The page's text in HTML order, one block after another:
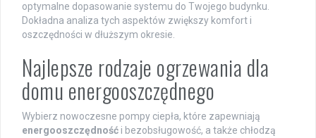
optymalne dopasowanie systemu do Twojego budynku.
Dokładna analiza tych aspektów zwiększy komfort i
oszczędności w dłuższym okresie.
Najlepsze rodzaje ogrzewania dla
domu energooszczędnego
Wybierz nowoczesne pompy ciepła, które zapewniają
energooszczędność i bezobsługowość, a także chłodzą